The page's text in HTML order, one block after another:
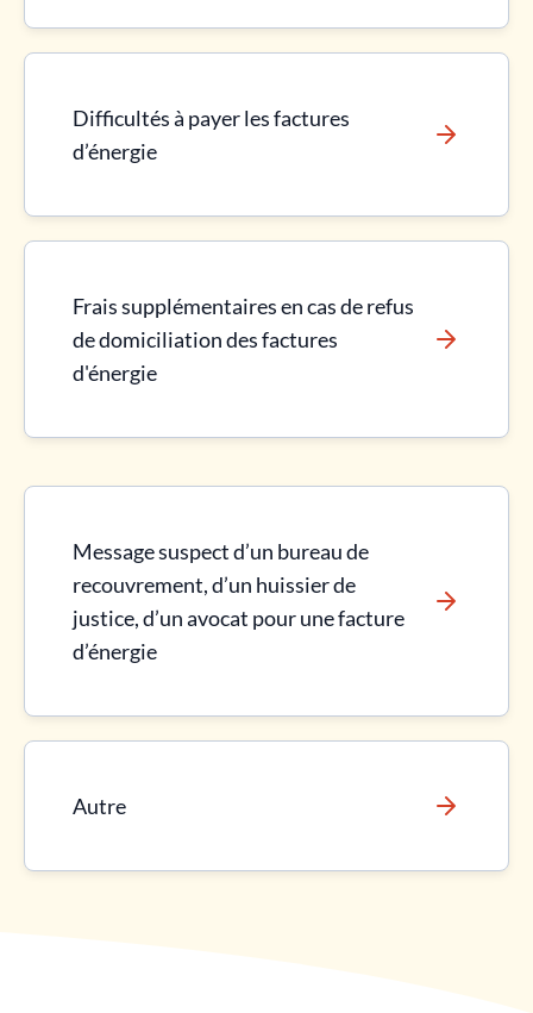
Difficultés à payer les factures
d’énergie
Frais supplémentaires en cas de refus
de domiciliation des factures
d'énergie
Message suspect d’un bureau de
recouvrement, d’un huissier de
justice, d’un avocat pour une facture
d’énergie
Autre